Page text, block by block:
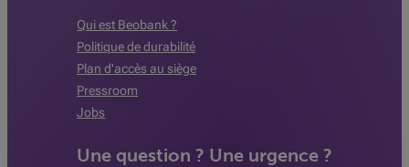
Qui est Beobank ?
Politique de durabilité
Plan d'accès au siège
Pressroom
Jobs
Une question ? Une urgence ?